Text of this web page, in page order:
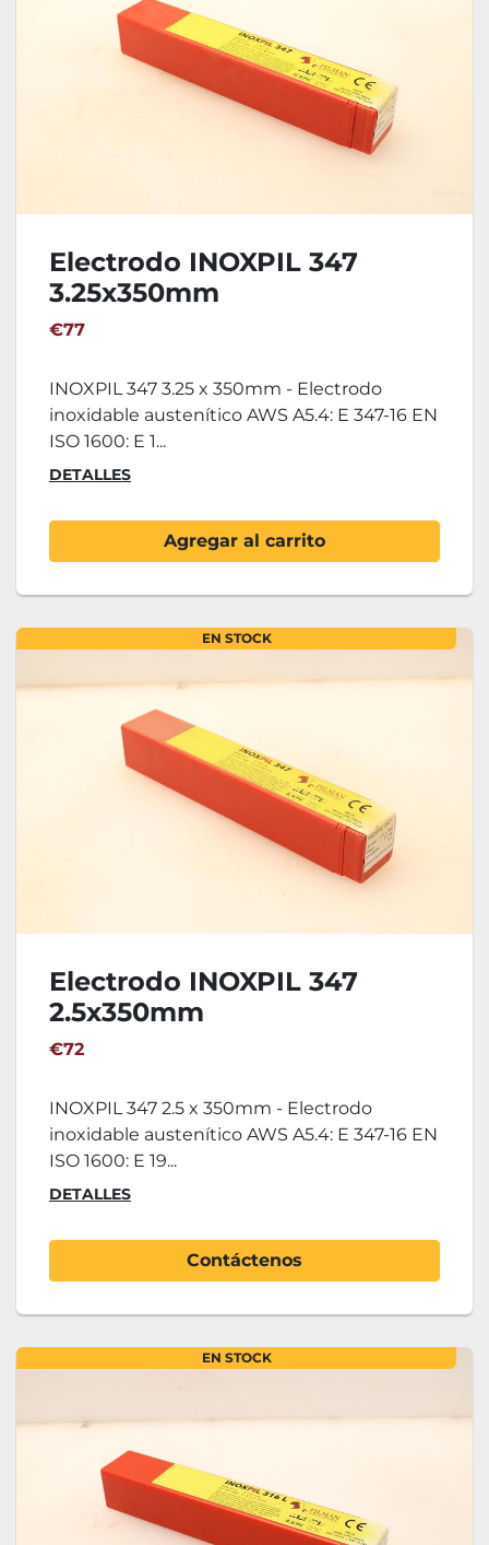
Electrodo INOXPIL 347
3.25x350mm
€77
INOXPIL 347 3.25 x 350mm - Electrodo
inoxidable austenítico AWS A5.4: E 347-16 EN
ISO 1600: E 1...
DETALLES
Agregar al carrito
EN STOCK
Electrodo INOXPIL 347
2.5x350mm
€72
INOXPIL 347 2.5 x 350mm - Electrodo
inoxidable austenítico AWS A5.4: E 347-16 EN
ISO 1600: E 19...
DETALLES
Contáctenos
EN STOCK